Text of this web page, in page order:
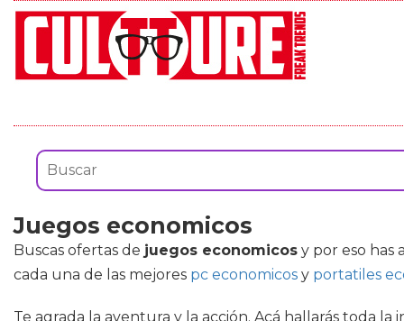
Juegos economicos
Buscas ofertas de juegos economicos y por eso has
cada una de las mejores pc economicos y portatiles
Te agrada la aventura y la acción. Acá hallarás toda